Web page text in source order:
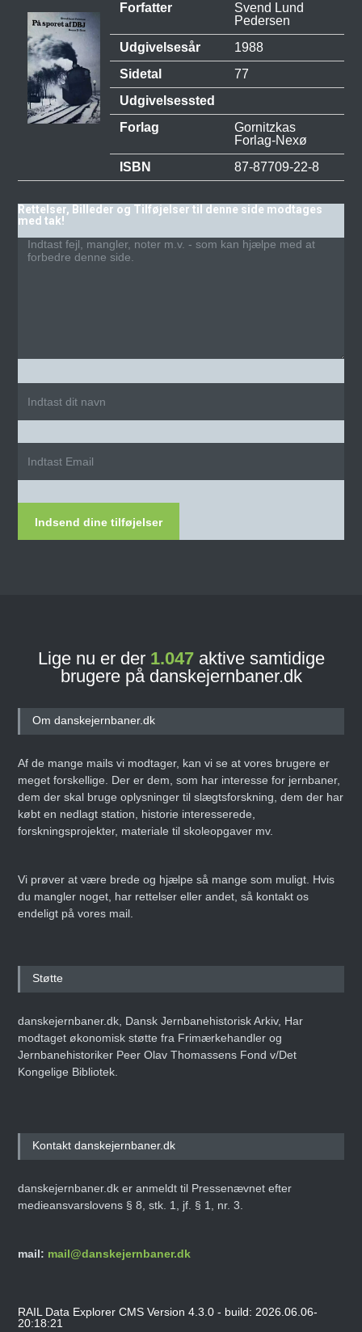
Forfatter
Svend Lund
Pedersen
Udgivelsesår
1988
Sidetal
77
Udgivelsessted
Forlag
Gornitzkas
Forlag-Nexø
ISBN
87-87709-22-8
Rettelser, Billeder og Tilføjelser til denne side modtages
med tak!
Indsend dine tilføjelser
Lige nu er der 1.047aktive samtidige
brugere på danskejernbaner.dk
Om danskejernbaner.dk
Af de mange mails vi modtager, kan vi se at vores brugere er
meget forskellige. Der er dem, som har interesse for jernbaner,
dem der skal bruge oplysninger til slægtsforskning, dem der har
købt en nedlagt station, historie interesserede,
forskningsprojekter, materiale til skoleopgaver mv.
Vi prøver at være brede og hjælpe så mange som muligt. Hvis
du mangler noget, har rettelser eller andet, så kontakt os
endeligt på vores mail.
Støtte
danskejernbaner.dk, Dansk Jernbanehistorisk Arkiv, Har
modtaget økonomisk støtte fra Frimærkehandler og
Jernbanehistoriker Peer Olav Thomassens Fond v/Det
Kongelige Bibliotek.
Kontakt danskejernbaner.dk
danskejernbaner.dk er anmeldt til Pressenævnet efter
medieansvarslovens § 8, stk. 1, jf. § 1, nr. 3.
mail: mail@danskejernbaner.dk
RAIL Data Explorer CMS Version 4.3.0 - build: 2026.06.06-
20:18:21